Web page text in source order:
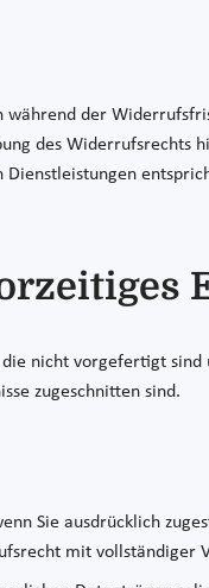
während der
des
nicht vorgefertigt
zugeschnitten sind.
Sie ausdrücklich
mit vollständiger